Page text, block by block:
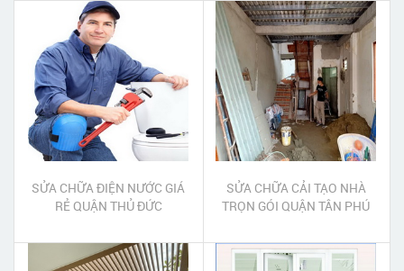
SỬA CHỮA ĐIỆN NƯỚC GIÁ
RẺ QUẬN THỦ ĐỨC
SỬA CHỮA CẢI TẠO NHÀ
TRỌN GÓI QUẬN TÂN PHÚ